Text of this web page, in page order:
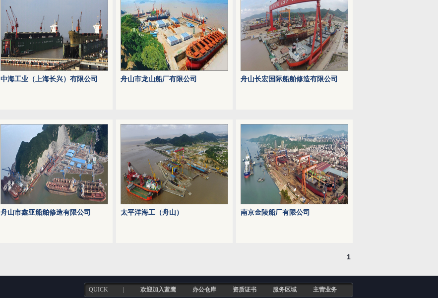
中海工业（上海长兴）有限公司 舟山市龙山船厂有限公司 舟山长宏国际船舶修造有限公司
舟山市鑫亚船舶修造有限公司 太平洋海工（舟山） 南京金陵船厂有限公司
1
QUICK 欢迎加入蓝鹰 办公仓库 资质证书 服务区域 主营业务